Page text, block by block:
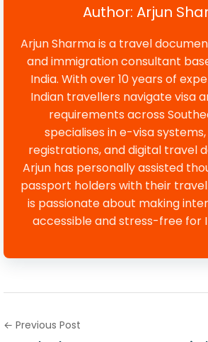
Author: Arjun
Arjun Sharma is a travel
and immigration consultant
India. With over 10 years of
Indian travellers navigate visa
requirements across
specialises in e-visa
registrations, and digital travel
Arjun has personally assisted
passport holders with their
is passionate about making
accessible and stress-free for
← Previous Post